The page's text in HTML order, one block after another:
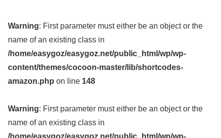
Warning: First parameter must either be an object or the
name of an existing class in
/home/easygoz/easygoz.net/public_html/wp/wp-
content/themes/cocoon-master/lib/shortcodes-
amazon.php on line 148
Warning: First parameter must either be an object or the
name of an existing class in